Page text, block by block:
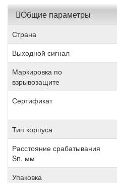
Общие параметры
Страна
Выходной сигнал
Маркировка по
взрывозащите
Сертификат
Тип корпуса
Расстояние срабатывания
Sn, мм
Упаковка